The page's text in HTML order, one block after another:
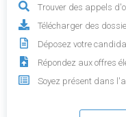
Trouver des appels
Télécharger des
Déposez votre
Répondez aux offres
Soyez présent dans